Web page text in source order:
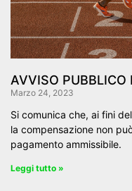
AVVISO PUBBLICO
Marzo 24, 2023
Si comunica che, ai fini
la compensazione non
pagamento ammissibile.
Leggi tutto »